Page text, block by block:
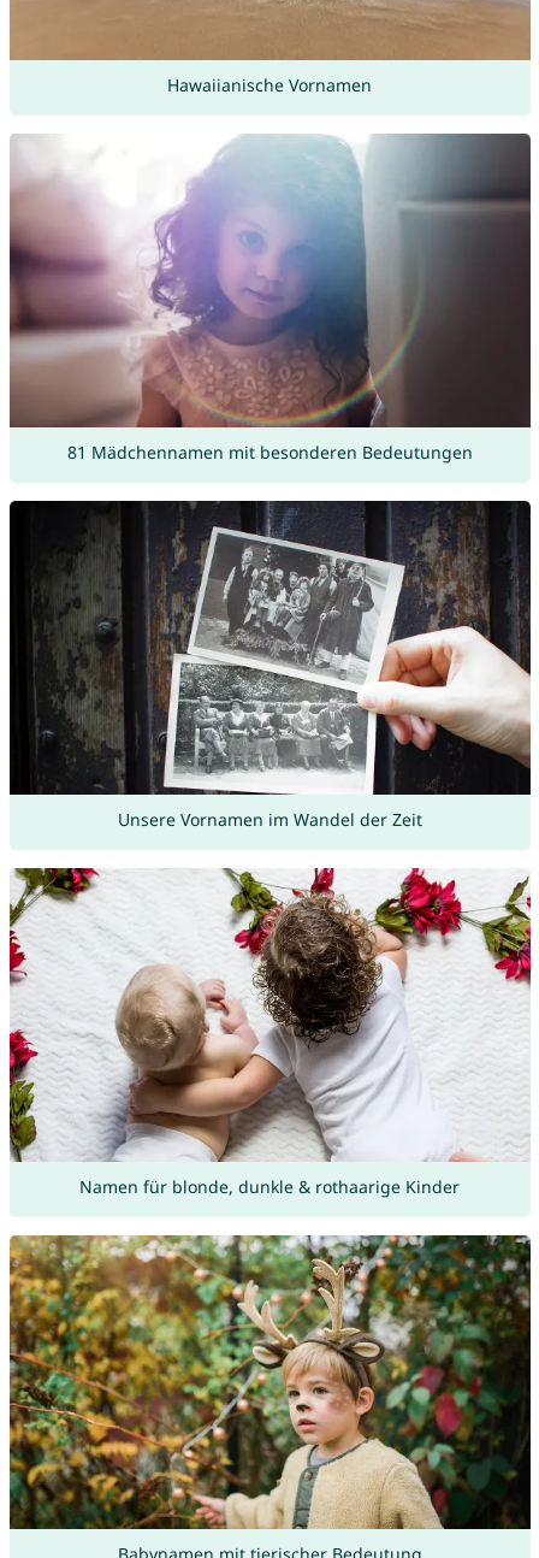
Hawaiianische Vornamen
81 Mädchennamen mit besonderen Bedeutungen
Unsere Vornamen im Wandel der Zeit
Namen für blonde, dunkle & rothaarige Kinder